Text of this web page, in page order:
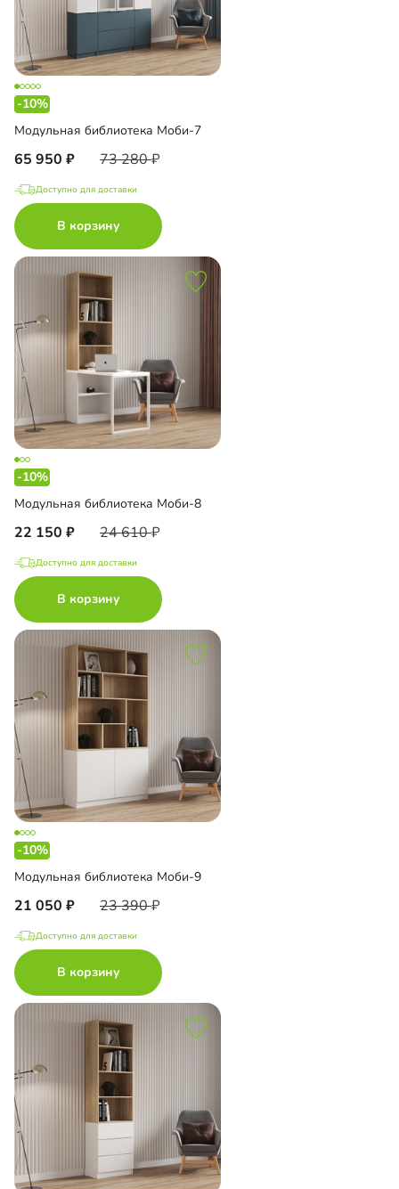
-10%
Модульная библиотека Моби-7
65 950 73 280
Доступно для доставки
В корзину
-10%
Модульная библиотека Моби-8
22 150 24 610
Доступно для доставки
В корзину
-10%
Модульная библиотека Моби-9
21 050 23 390
Доступно для доставки
В корзину